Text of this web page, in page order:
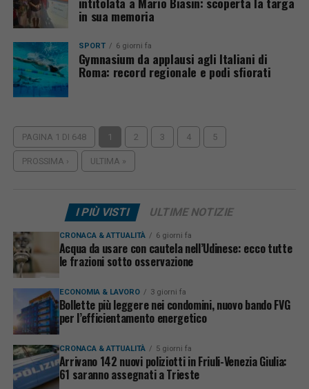
in sua memoria
SPORT 6 giorni fa
Gymnasium da applausi agli Italiani di
Roma: record regionale e podi sfiorati
PAGINA 1 DI 648 1 2 3 4 5
PROSSIMA › ULTIMA »
I PIÙ VISTI ULTIME NOTIZIE
CRONACA & ATTUALITÀ 6 giorni fa
Acqua da usare con cautela nell’Udinese: ecco tutte
le frazioni sotto osservazione
ECONOMIA & LAVORO 3 giorni fa
Bollette più leggere nei condomini, nuovo bando FVG
per l’efficientamento energetico
CRONACA & ATTUALITÀ 5 giorni fa
Arrivano 142 nuovi poliziotti in Friuli-Venezia Giulia:
61 saranno assegnati a Trieste